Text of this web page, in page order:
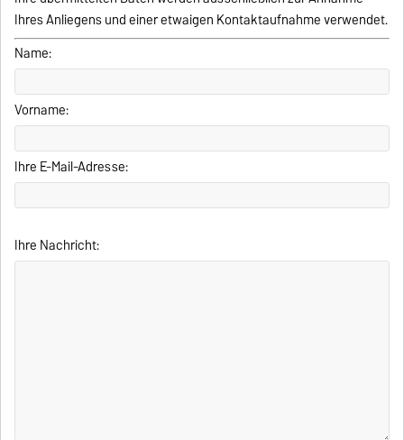
Ihres Anliegens und einer etwaigen Kontaktaufnahme verwendet.
Name:
Vorname:
Ihre E-Mail-Adresse:
Ihre Nachricht: